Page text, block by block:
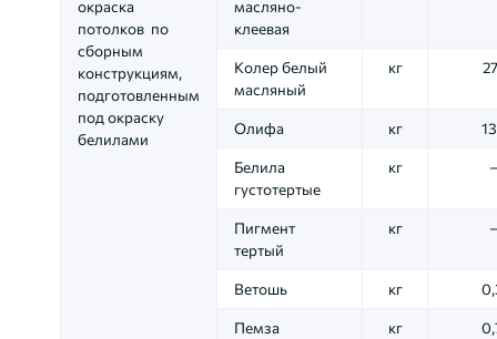
окраска
потолков по
сборным
конструкциям,
подготовленным
под окраску
белилами
масляно-
клеевая
Колер белый
масляный
кг
Олифа кг
Белила
густотертые
кг
Пигмент
тертый
кг
Ветошь кг
Пемза кг